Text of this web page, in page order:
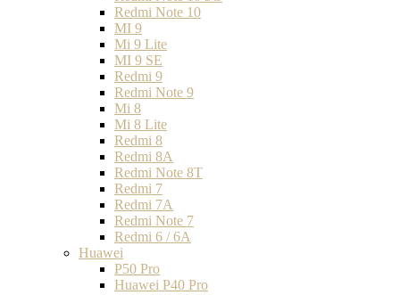
Redmi Note 10
MI 9
Mi 9 Lite
MI 9 SE
Redmi 9
Redmi Note 9
Mi 8
Mi 8 Lite
Redmi 8
Redmi 8A
Redmi Note 8T
Redmi 7
Redmi 7A
Redmi Note 7
Redmi 6 / 6A
Huawei
P50 Pro
Huawei P40 Pro